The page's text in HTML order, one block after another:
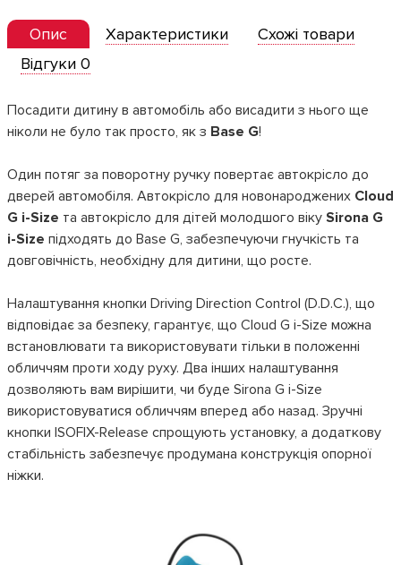
Опис Характеристики
Схожі товари
Відгуки 0
Посадити дитину в автомобіль або висадити з нього ще
ніколи не було так просто, як з Base G!
Один потяг за поворотну ручку повертає автокрісло до
дверей автомобіля. Автокрісло для новонароджених Cloud
G i-Size та автокрісло для дітей молодшого віку Sirona G
i-Size підходять до Base G, забезпечуючи гнучкість та
довговічність, необхідну для дитини, що росте.
Налаштування кнопки Driving Direction Control (D.D.C.), що
відповідає за безпеку, гарантує, що Cloud G i-Size можна
встановлювати та використовувати тільки в положенні
обличчям проти ходу руху. Два інших налаштування
дозволяють вам вирішити, чи буде Sirona G i-Size
використовуватися обличчям вперед або назад. Зручні
кнопки ISOFIX-Release спрощують установку, а додаткову
стабільність забезпечує продумана конструкція опорної
ніжки.